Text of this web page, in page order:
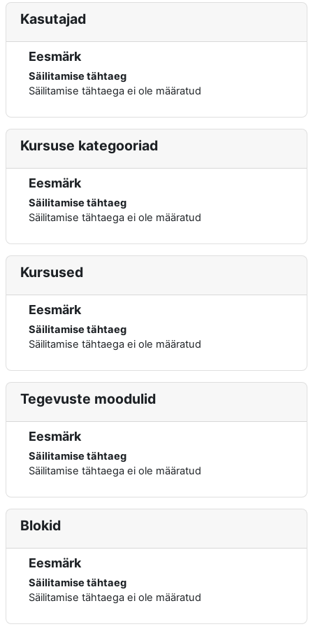
Kasutajad
Eesmärk
Säilitamise tähtaeg
Säilitamise tähtaega ei ole määratud
Kursuse kategooriad
Eesmärk
Säilitamise tähtaeg
Säilitamise tähtaega ei ole määratud
Kursused
Eesmärk
Säilitamise tähtaeg
Säilitamise tähtaega ei ole määratud
Tegevuste moodulid
Eesmärk
Säilitamise tähtaeg
Säilitamise tähtaega ei ole määratud
Blokid
Eesmärk
Säilitamise tähtaeg
Säilitamise tähtaega ei ole määratud